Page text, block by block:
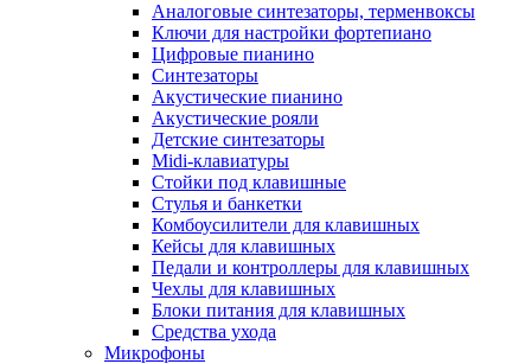
Аналоговые синтезаторы, терменвоксы
Ключи для настройки фортепиано
Цифровые пианино
Синтезаторы
Акустические пианино
Акустические рояли
Детские синтезаторы
Midi-клавиатуры
Стойки под клавишные
Стулья и банкетки
Комбоусилители для клавишных
Кейсы для клавишных
Педали и контроллеры для клавишных
Чехлы для клавишных
Блоки питания для клавишных
Средства ухода
Микрофоны